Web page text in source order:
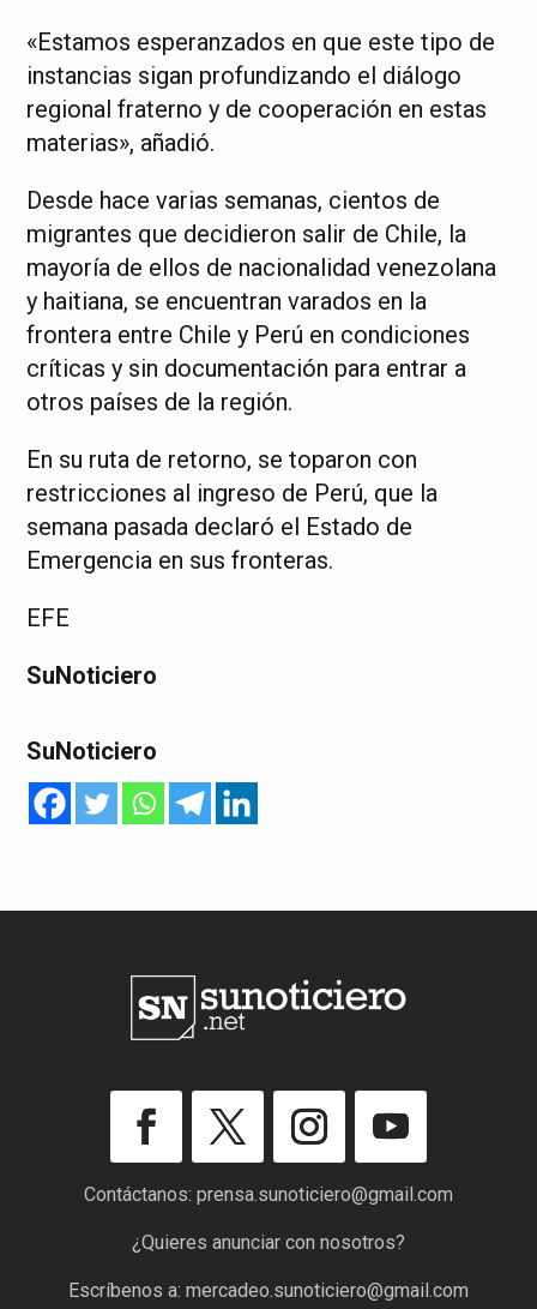
«Estamos esperanzados en que este tipo de
instancias sigan profundizando el diálogo
regional fraterno y de cooperación en estas
materias», añadió.
Desde hace varias semanas, cientos de
migrantes que decidieron salir de Chile, la
mayoría de ellos de nacionalidad venezolana
y haitiana, se encuentran varados en la
frontera entre Chile y Perú en condiciones
críticas y sin documentación para entrar a
otros países de la región.
En su ruta de retorno, se toparon con
restricciones al ingreso de Perú, que la
semana pasada declaró el Estado de
Emergencia en sus fronteras.
EFE
SuNoticiero
SuNoticiero
Contáctanos: prensa.sunoticiero@gmail.com
¿Quieres anunciar con nosotros?
Escríbenos a: mercadeo.sunoticiero@gmail.com